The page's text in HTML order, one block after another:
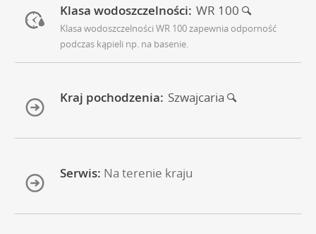
Klasa wodoszczelności: WR 100
Klasa wodoszczelności WR 100 zapewnia odporność
podczas kąpieli np. na basenie.
Kraj pochodzenia: Szwajcaria
Serwis: Na terenie kraju